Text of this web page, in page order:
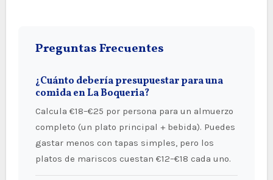
Preguntas Frecuentes
¿Cuánto debería presupuestar para una
comida en La Boqueria?
Calcula €18–€25 por persona para un almuerzo
completo (un plato principal + bebida). Puedes
gastar menos con tapas simples, pero los
platos de mariscos cuestan €12–€18 cada uno.